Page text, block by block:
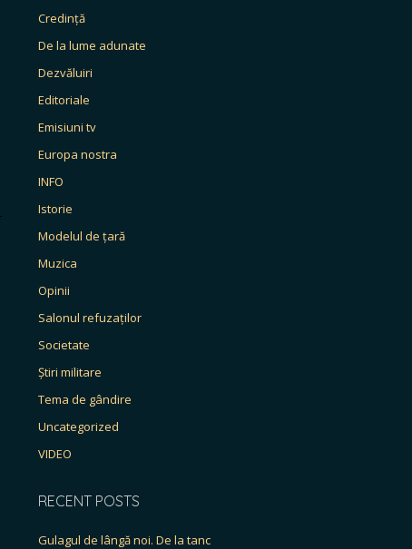
Credință
De la lume adunate
Dezvăluiri
Editoriale
Emisiuni tv
Europa nostra
INFO
Istorie
Modelul de țară
Muzica
Opinii
Salonul refuzaților
Societate
Știri militare
Tema de gândire
Uncategorized
VIDEO
RECENT POSTS
Gulagul de lângă noi. De la tanc